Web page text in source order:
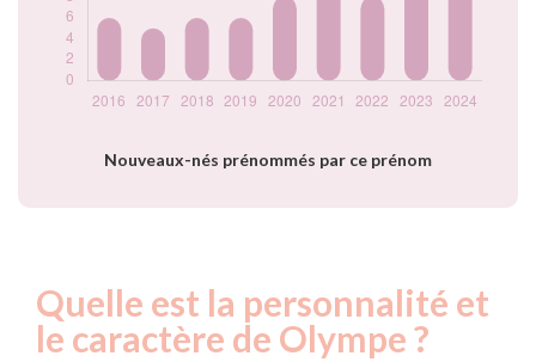
Nouveaux-nés prénommés par ce prénom
Quelle est la personnalité et
le caractère de Olympe ?